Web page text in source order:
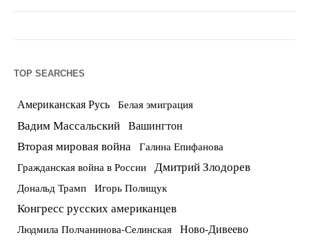
TOP SEARCHES
Американская Русь Белая эмиграция
Вадим Массальский Вашингтон
Вторая мировая война Галина Епифанова
Гражданская война в России Дмитрий Злодорев
Дональд Трамп Игорь Полищук
Конгресс русских американцев
Людмила Полчанинова-Селинская Ново-Дивеево